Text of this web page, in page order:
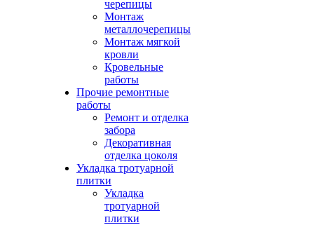
черепицы
Монтаж
металлочерепицы
Монтаж мягкой
кровли
Кровельные
работы
Прочие ремонтные
работы
Ремонт и отделка
забора
Декоративная
отделка цоколя
Укладка тротуарной
плитки
Укладка
тротуарной
плитки